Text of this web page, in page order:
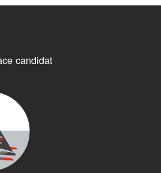
candidat